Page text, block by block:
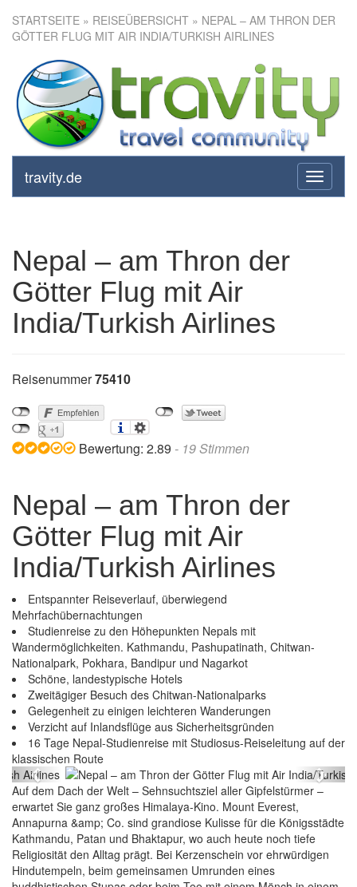
STARTSEITE » REISEÜBERSICHT » NEPAL – AM THRON DER
GÖTTER FLUG MIT AIR INDIA/TURKISH AIRLINES
toggle
travity.de
Nepal – am Thron der Götter
Flug mit Air India/Turkish
Airlines
Nepal – am Thron der
Götter Flug mit Air
India/Turkish Airlines
Reisenummer75410
Bewertung: 2.89 - 19Stimmen
Nepal – am Thron der
Götter Flug mit Air
India/Turkish Airlines
Entspannter Reiseverlauf, überwiegend
Mehrfachübernachtungen
Studienreise zu den Höhepunkten Nepals mit
Wandermöglichkeiten. Kathmandu, Pashupatinath, Chitwan-
Nationalpark, Pokhara, Bandipur und Nagarkot
Schöne, landestypische Hotels
Zweitägiger Besuch des Chitwan-Nationalparks
Gelegenheit zu einigen leichteren Wanderungen
Verzicht auf Inlandsflüge aus Sicherheitsgründen
16 Tage Nepal-Studienreise mit Studiosus-Reiseleitung auf der
klassischen Route
Nepal – am Thron der Götter Flug mit Air
India/Turkish Airlines
Previous Next
Auf dem Dach der Welt – Sehnsuchtsziel aller Gipfelstürmer –
erwartet Sie ganz großes Himalaya-Kino. Mount Everest,
Annapurna &amp; Co. sind grandiose Kulisse für die Königsstädte
Kathmandu, Patan und Bhaktapur, wo auch heute noch tiefe
Religiosität den Alltag prägt. Bei Kerzenschein vor ehrwürdigen
Hindutempeln, beim gemeinsamen Umrunden eines